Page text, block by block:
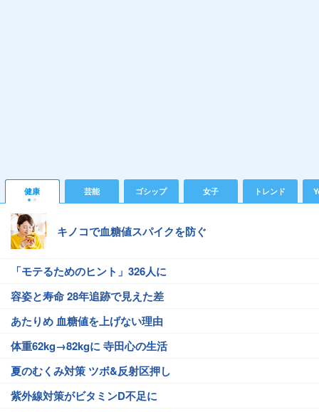
健康 芸能 ゴシップ 女子 トレンド
キノコで血糖値スパイクを防ぐ
「モテるためのヒント」326人に
容姿と寿命 28年追跡で見えた差
あたりめ 血糖値を上げない理由
体重62kg→82kgに 寺田心の生活
夏のむくみ対策 ツボ&反射区押し
紫外線対策がビタミンD不足に